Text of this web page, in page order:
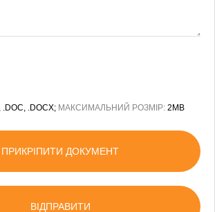
.DOC, .DOCX; МАКСИМАЛЬНИЙ РОЗМІР: 2MB
ПРИКРІПИТИ ДОКУМЕНТ